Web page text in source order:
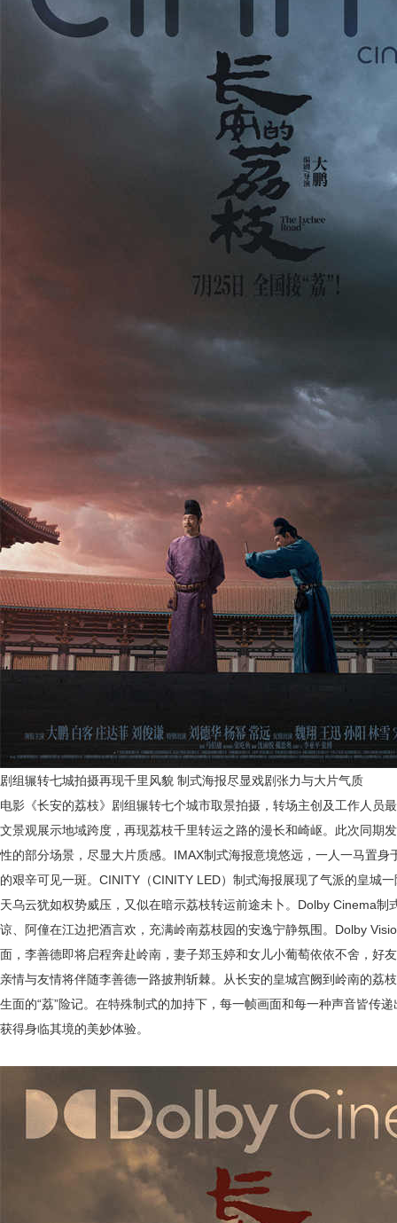
剧组辗转七城拍摄再现千里风貌 制式海报尽显戏剧张力与大片气质
电影《长安的荔枝》剧组辗转七个城市取景拍摄，转场主创及工作人员
文景观展示地域跨度，再现荔枝千里转运之路的漫长和崎岖。此次同期
性的部分场景，尽显大片质感。IMAX制式海报意境悠远，一人一马置
的艰辛可见一斑。CINITY（CINITY LED）制式海报展现了气派的皇城
天乌云犹如权势威压，又似在暗示荔枝转运前途未卜。Dolby Cinema
谅、阿僮在江边把酒言欢，充满岭南荔枝园的安逸宁静氛围。Dolby
面，李善德即将启程奔赴岭南，妻子郑玉婷和女儿小葡萄依依不舍，好
亲情与友情将伴随李善德一路披荆斩棘。从长安的皇城宫阙到岭南的荔
生面的“荔”险记。在特殊制式的加持下，每一帧画面和每一种声音皆传
获得身临其境的美妙体验。